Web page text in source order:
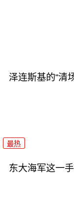
泽连斯基的“清
最热
东大海军这一